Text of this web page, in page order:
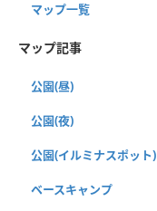
マップ一覧
マップ記事
公園(昼)
公園(夜)
公園(イルミナスポット)
ベースキャンプ